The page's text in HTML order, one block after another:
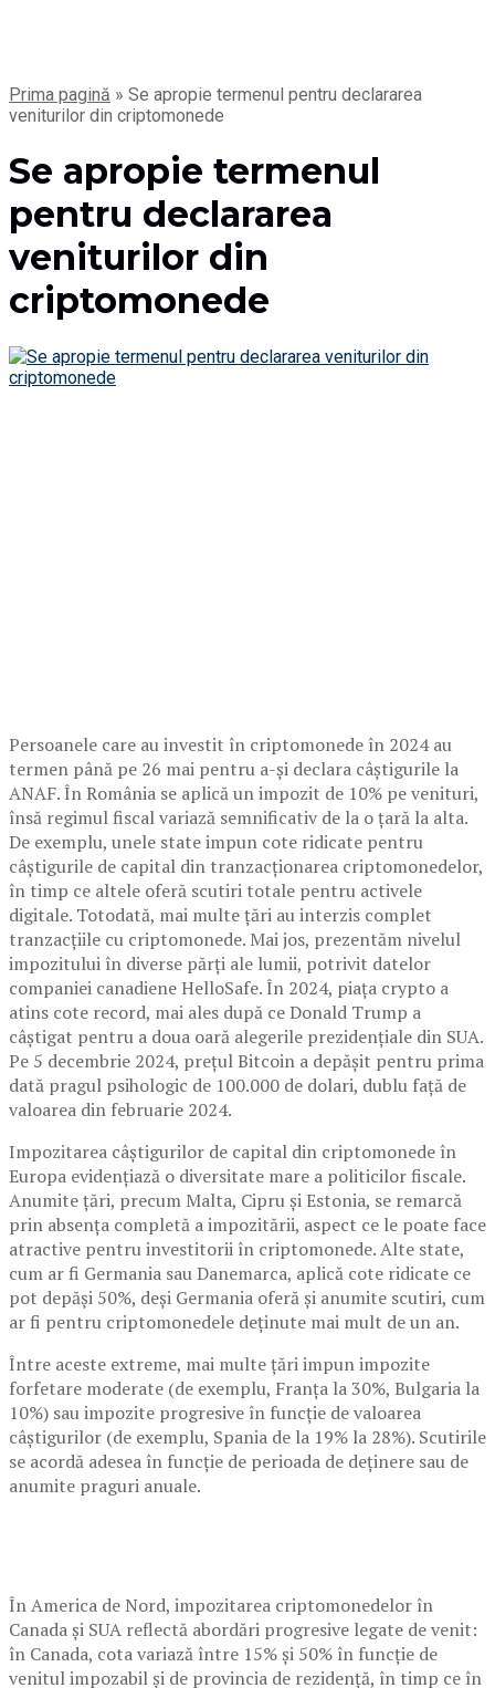
Prima pagină » Se apropie termenul pentru declararea
veniturilor din criptomonede
Se apropie termenul
pentru declararea
veniturilor din
criptomonede
Persoanele care au investit în criptomonede în 2024 au
termen până pe 26 mai pentru a-și declara câștigurile la
ANAF. În România se aplică un impozit de 10% pe venituri,
însă regimul fiscal variază semnificativ de la o țară la alta.
De exemplu, unele state impun cote ridicate pentru
câștigurile de capital din tranzacționarea criptomonedelor,
în timp ce altele oferă scutiri totale pentru activele
digitale. Totodată, mai multe țări au interzis complet
tranzacțiile cu criptomonede. Mai jos, prezentăm nivelul
impozitului în diverse părți ale lumii, potrivit datelor
companiei canadiene HelloSafe. În 2024, piața crypto a
atins cote record, mai ales după ce Donald Trump a
câștigat pentru a doua oară alegerile prezidențiale din SUA.
Pe 5 decembrie 2024, prețul Bitcoin a depășit pentru prima
dată pragul psihologic de 100.000 de dolari, dublu față de
valoarea din februarie 2024.
Impozitarea câștigurilor de capital din criptomonede în
Europa evidențiază o diversitate mare a politicilor fiscale.
Anumite țări, precum Malta, Cipru și Estonia, se remarcă
prin absența completă a impozitării, aspect ce le poate face
atractive pentru investitorii în criptomonede. Alte state,
cum ar fi Germania sau Danemarca, aplică cote ridicate ce
pot depăși 50%, deși Germania oferă și anumite scutiri, cum
ar fi pentru criptomonedele deținute mai mult de un an.
Între aceste extreme, mai multe țări impun impozite
forfetare moderate (de exemplu, Franța la 30%, Bulgaria la
10%) sau impozite progresive în funcție de valoarea
câștigurilor (de exemplu, Spania de la 19% la 28%). Scutirile
se acordă adesea în funcție de perioada de deținere sau de
anumite praguri anuale.
În America de Nord, impozitarea criptomonedelor în
Canada și SUA reflectă abordări progresive legate de venit:
în Canada, cota variază între 15% și 50% în funcție de
venitul impozabil și de provincia de rezidență, în timp ce în